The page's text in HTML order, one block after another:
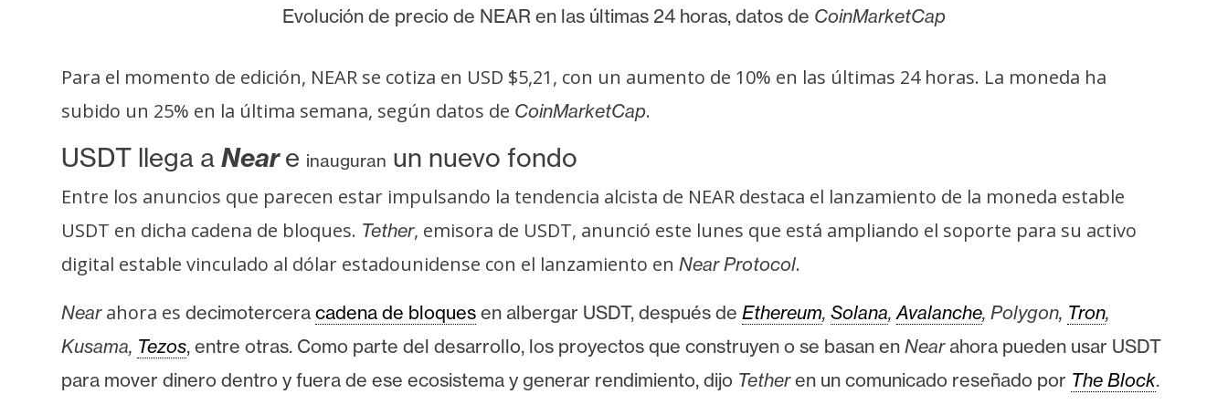
a
c
o
y
u
b
i
c
i
d
Evolución de precio de NEAR en las últimas 24 horas, datos de CoinMarketCap
Para el momento de edición, NEAR se cotiza en USD $5,21, con un aumento de 10% en las últimas 24 horas. La moneda ha
subido un 25% en la última semana, según datos de CoinMarketCap.
USDT llega a Neare inauguran un nuevo fondo
Entre los anuncios que parecen estar impulsando la tendencia alcista de NEAR destaca el lanzamiento de la moneda estable
USDT en dicha cadena de bloques. Tether, emisora de USDT, anunció este lunes que está ampliando el soporte para su activo
digital estable vinculado al dólar estadounidense con el lanzamiento en Near Protocol.
Nearahora es decimotercera cadena de bloques en albergar USDT, después de Ethereum, Solana,Avalanche, Polygon, Tron,
Kusama, Tezos, entre otras. Como parte del desarrollo, los proyectos que construyen o se basan en Nearahora pueden usar USDT
para mover dinero dentro y fuera de ese ecosistema y generar rendimiento, dijo Tetheren un comunicado reseñado por The Block.